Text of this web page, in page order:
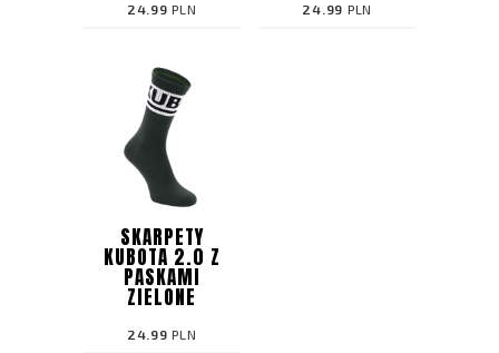
24.99 PLN 24.99 PLN
SKARPETY
KUBOTA 2.0 Z
PASKAMI
ZIELONE
24.99 PLN